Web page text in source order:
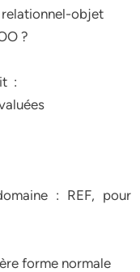
relationnel-objet
?
:
: REF, pour
forme normale